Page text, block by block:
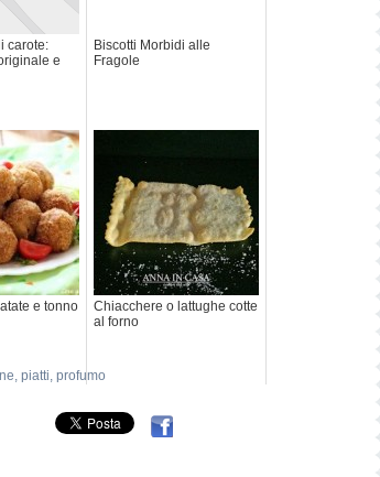
carote:
e
Biscotti Morbidi alle
Fragole
e tonno
Chiacchere o lattughe cotte
al forno
, piatti, profumo